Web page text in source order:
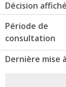
Décision
Période de
consultation
Dernière mise